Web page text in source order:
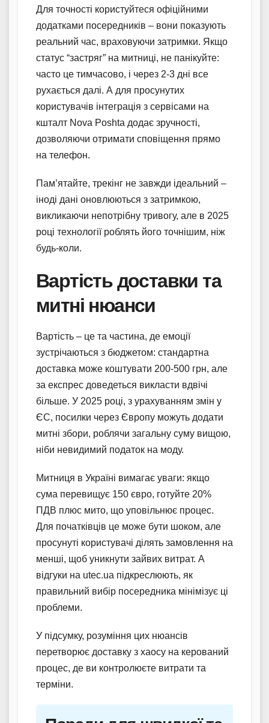
Для точності користуйтеся офіційними
додатками посередників – вони показують
реальний час, враховуючи затримки. Якщо
статус “застряг” на митниці, не панікуйте:
часто це тимчасово, і через 2-3 дні все
рухається далі. А для просунутих
користувачів інтеграція з сервісами на
кшталт Nova Poshta додає зручності,
дозволяючи отримати сповіщення прямо
на телефон.
Пам’ятайте, трекінг не завжди ідеальний –
іноді дані оновлюються з затримкою,
викликаючи непотрібну тривогу, але в 2025
році технології роблять його точнішим, ніж
будь-коли.
Вартість доставки та
митні нюанси
Вартість – це та частина, де емоції
зустрічаються з бюджетом: стандартна
доставка може коштувати 200-500 грн, але
за експрес доведеться викласти вдвічі
більше. У 2025 році, з урахуванням змін у
ЄС, посилки через Європу можуть додати
митні збори, роблячи загальну суму вищою,
ніби невидимий податок на моду.
Митниця в Україні вимагає уваги: якщо
сума перевищує 150 євро, готуйте 20%
ПДВ плюс мито, що уповільнює процес.
Для початківців це може бути шоком, але
просунуті користувачі ділять замовлення на
менші, щоб уникнути зайвих витрат. А
відгуки на utec.ua підкреслюють, як
правильний вибір посередника мінімізує ці
проблеми.
У підсумку, розуміння цих нюансів
перетворює доставку з хаосу на керований
процес, де ви контролюєте витрати та
терміни.